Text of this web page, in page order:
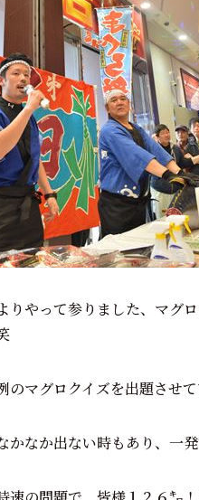
りやって参りました、マグ
のマグロクイズを出題させ
かなか出ない時もあり、一